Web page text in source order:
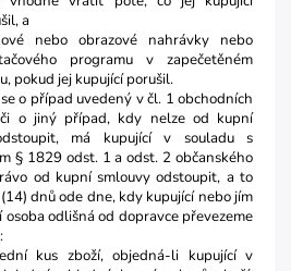
a
nebo obrazové nahrávky nebo
programu v zapečetěném
pokud jej kupující porušil.
o případ uvedený v čl. 1 obchodních
o jiný případ, kdy nelze od kupní
má kupující v souladu s
§ 1829 odst. 1 a odst. 2 občanského
od kupní smlouvy odstoupit, a to
dnů ode dne, kdy kupující nebo jím
osoba odlišná od dopravce převezeme
kus zboží, objedná-li kupující v